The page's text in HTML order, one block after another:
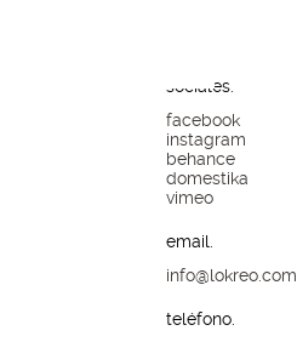
sociales.
facebook
instagram
behance
domestika
vimeo
email.
info@lokreo.com
teléfono.